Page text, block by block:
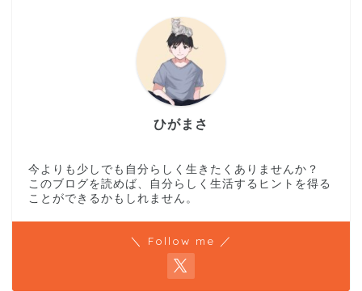
ひがまさ
今よりも少しでも自分らしく生きたくありませんか？
このブログを読めば、自分らしく生活するヒントを得る
ことができるかもしれません。
＼ Follow me ／